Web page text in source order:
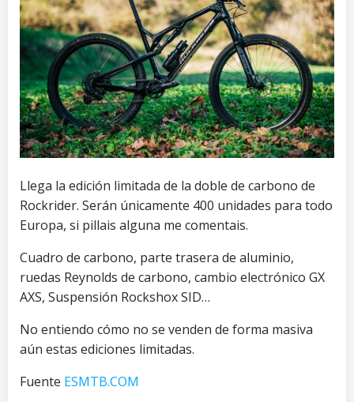
Llega la edición limitada de la doble de carbono de
Rockrider. Serán únicamente 400 unidades para todo
Europa, si pillais alguna me comentais.
Cuadro de carbono, parte trasera de aluminio,
ruedas Reynolds de carbono, cambio electrónico GX
AXS, Suspensión Rockshox SID…
No entiendo cómo no se venden de forma masiva
aún estas ediciones limitadas.
Fuente ESMTB.COM